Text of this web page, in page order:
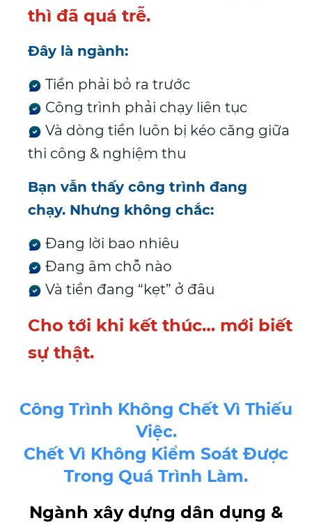
thì đã quá trễ.
Đây là ngành:
Tiền phải bỏ ra trước
Công trình phải chạy liên tục
Và dòng tiền luôn bị kéo căng giữa
thi công & nghiệm thu
Bạn vẫn thấy công trình đang
chạy. Nhưng không chắc:
Đang lời bao nhiêu
Đang âm chỗ nào
Và tiền đang “kẹt” ở đâu
Cho tới khi kết thúc… mới biết
sự thật.
Công Trình Không Chết Vì Thiếu
Việc.
Chết Vì Không Kiểm Soát Được
Trong Quá Trình Làm.
Ngành xây dựng dân dụng &